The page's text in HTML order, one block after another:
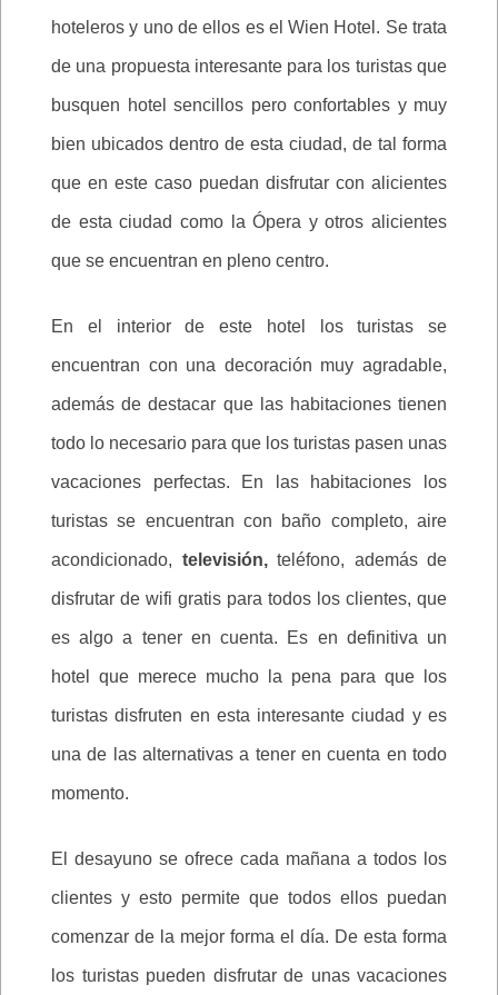
hoteleros y uno de ellos es el Wien Hotel. Se trata
de una propuesta interesante para los turistas que
busquen hotel sencillos pero confortables y muy
bien ubicados dentro de esta ciudad, de tal forma
que en este caso puedan disfrutar con alicientes
de esta ciudad como la Ópera y otros alicientes
que se encuentran en pleno centro.
En el interior de este hotel los turistas se
encuentran con una decoración muy agradable,
además de destacar que las habitaciones tienen
todo lo necesario para que los turistas pasen unas
vacaciones perfectas. En las habitaciones los
turistas se encuentran con baño completo, aire
acondicionado, televisión,teléfono, además de
disfrutar de wifi gratis para todos los clientes, que
es algo a tener en cuenta. Es en definitiva un
hotel que merece mucho la pena para que los
turistas disfruten en esta interesante ciudad y es
una de las alternativas a tener en cuenta en todo
momento.
El desayuno se ofrece cada mañana a todos los
clientes y esto permite que todos ellos puedan
comenzar de la mejor forma el día. De esta forma
los turistas pueden disfrutar de unas vacaciones